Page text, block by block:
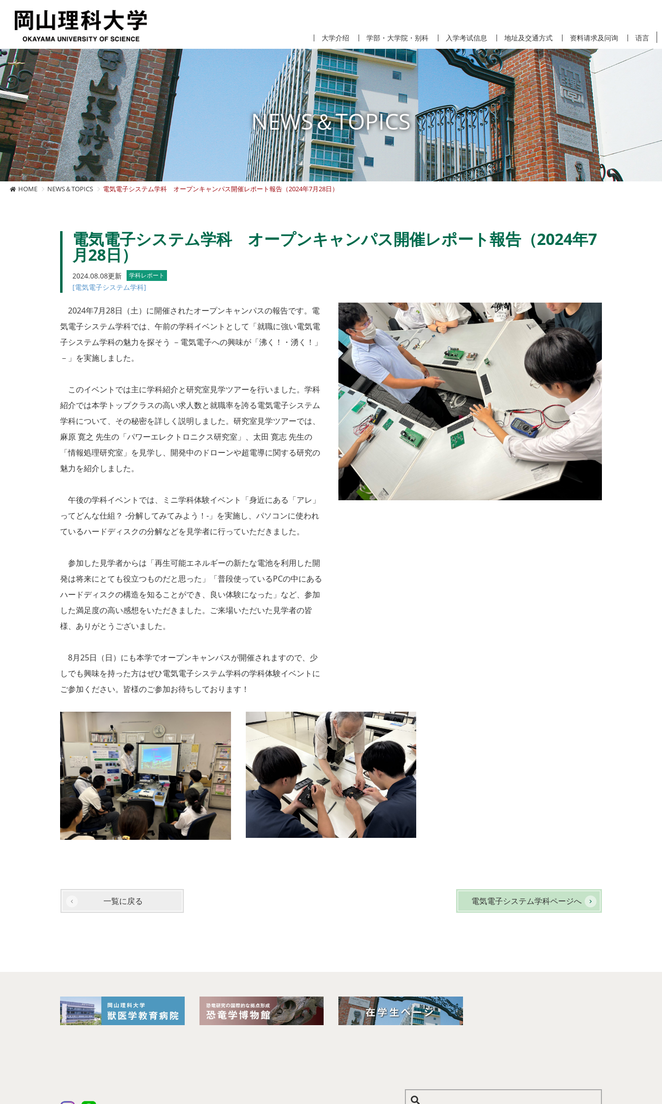
大学介绍 学部・大学院・别科 入学考试信息 地址及交通方式 资料请求及问询 语言
NEWS＆TOPICS
HOME NEWS＆TOPICS 電気電子システム学科 オープンキャンパス開催レポート報告（2024年7月28日）
電気電子システム学科 オープンキャンパス開催レポート報告（2024年7
月28日）
2024.08.08更新 学科レポート
[電気電子システム学科]
2024年7月28日（土）に開催されたオープンキャンパスの報告です。電
気電子システム学科では、午前の学科イベントとして「就職に強い電気電
子システム学科の魅力を探そう －電気電子への興味が「沸く！・湧く！」
－」を実施しました。
このイベントでは主に学科紹介と研究室見学ツアーを行いました。学科
紹介では本学トップクラスの高い求人数と就職率を誇る電気電子システム
学科について、その秘密を詳しく説明しました。研究室見学ツアーでは、
麻原 寛之 先生の「パワーエレクトロニクス研究室」、太田 寛志 先生の
「情報処理研究室」を見学し、開発中のドローンや超電導に関する研究の
魅力を紹介しました。
午後の学科イベントでは、ミニ学科体験イベント「身近にある「アレ」
ってどんな仕組？ -分解してみてみよう！-」を実施し、パソコンに使われ
ているハードディスクの分解などを見学者に行っていただきました。
参加した見学者からは「再生可能エネルギーの新たな電池を利用した開
発は将来にとても役立つものだと思った」「普段使っているPCの中にある
ハードディスクの構造を知ることができ、良い体験になった」など、参加
した満足度の高い感想をいただきました。ご来場いただいた見学者の皆
様、ありがとうございました。
8月25日（日）にも本学でオープンキャンパスが開催されますので、少
しでも興味を持った方はぜひ電気電子システム学科の学科体験イベントに
ご参加ください。皆様のご参加お待ちしております！
電気電子システム学科ページへ
一覧に戻る